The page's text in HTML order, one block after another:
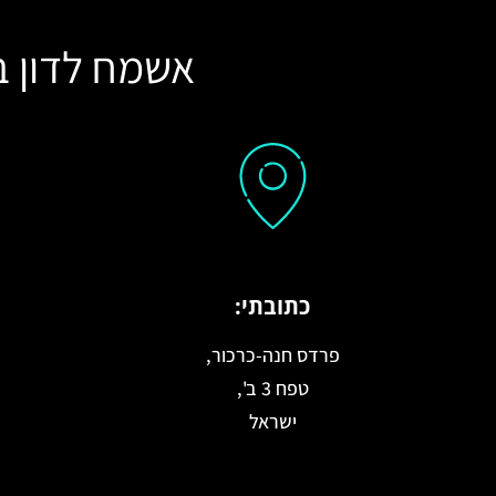
אשמח לדון
כתובתי:
פרדס חנה-כרכור,
טפח 3 ב',
ישראל